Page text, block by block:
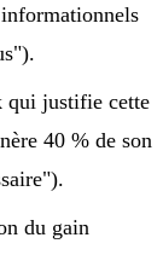
qui justifie cette
40 % de son
du gain